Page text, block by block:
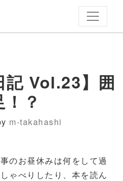
記 Vol.23】囲
？
m-takahashi
のお昼休みは何をして過
ゃべりしたり、本を読ん